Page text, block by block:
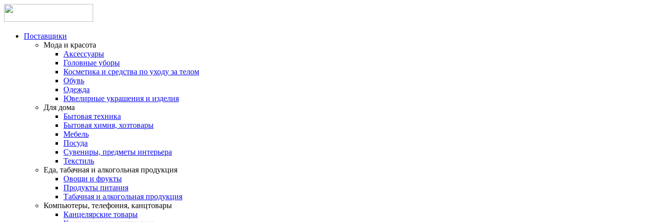
Поставщики
Мода и красота
Аксессуары
Головные уборы
Косметика и средства по уходу за телом
Обувь
Одежда
Ювелирные украшения и изделия
Для дома
Бытовая техника
Бытовая химия, хозтовары
Мебель
Посуда
Сувениры, предметы интерьера
Текстиль
Еда, табачная и алкогольная продукция
Овощи и фрукты
Продукты питания
Табачная и алкогольная продукция
Компьютеры, телефония, канцтовары
Канцелярские товары